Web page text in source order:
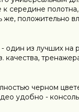
положительно
из лучших
черном
удобно -